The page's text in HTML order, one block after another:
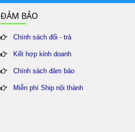
ĐẢM BẢO
Chính sách đổi - trả
Kết hợp kinh doanh
Chính sách đảm bảo
Miễn phí Ship nội thành